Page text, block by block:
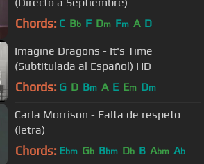
Chords: C Bb F Dm Fm A D
Imagine Dragons - It's Time
(Subtitulada al Español) HD
Chords: G D Bm A E Em Dm
Carla Morrison - Falta de respeto
(letra)
Chords: Ebm Gb Bbm Db B Abm Ab